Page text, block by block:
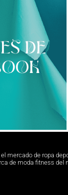
mercado de ropa
de moda fitness del